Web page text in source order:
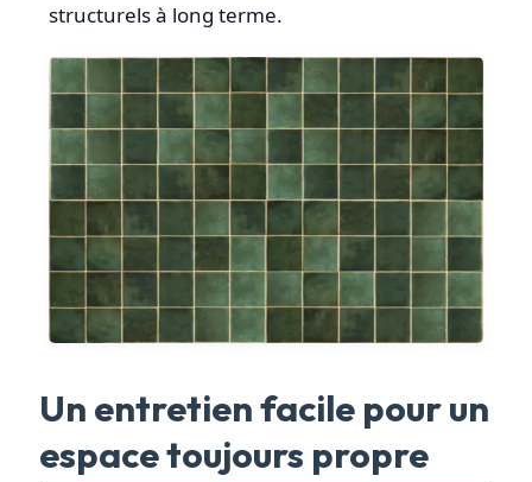
structurels à long terme.
Un entretien facile pour un
espace toujours propre